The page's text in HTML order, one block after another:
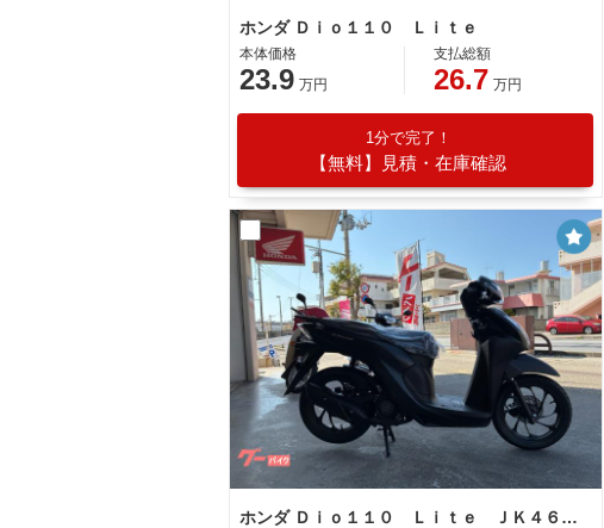
ホンダ Ｄｉｏ１１０ Ｌｉｔｅ
本体価格
23.9 万円
支払総額
26.7 万円
1分で完了！
【無料】見積・在庫確認
ホンダ Ｄｉｏ１１０ Ｌｉｔｅ ＪＫ４６型新基準原付・原付免許運転可